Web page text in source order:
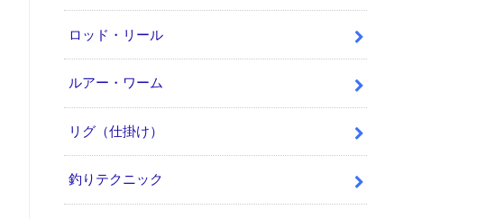
ロッド・リール
ルアー・ワーム
リグ（仕掛け）
釣りテクニック